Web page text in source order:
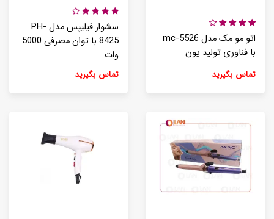
اتو مو مک مدل mc-5526
با فناوری تولید یون
تماس بگیرید
سشوار فیلیپس مدل PH-
8425 با توان مصرفی 5000
وات
تماس بگیرید